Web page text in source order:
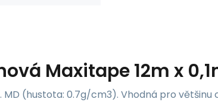
Maxitape 12m x
MD (hustota: 0.7g/cm3). Vhodná pro většinu